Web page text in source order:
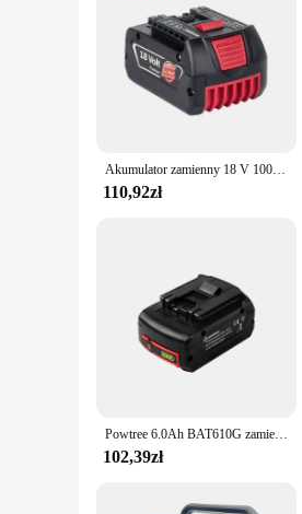
personal use. With its user-
Akumulator zamienny 18 V 10000 mAh do Bosch 18 V Professional Systeem Draadloze Tools Bat609 Bat618 Gba18v80 21700 Cell
110,92zł
Powtree 6.0Ah BAT610G zamiennik do akumulatora Bosch 18 V BAT609 BAT618G BAT619 BAT621 BAT620 elektronarzędzia akumulatorowe wskaźnik LED
102,39zł